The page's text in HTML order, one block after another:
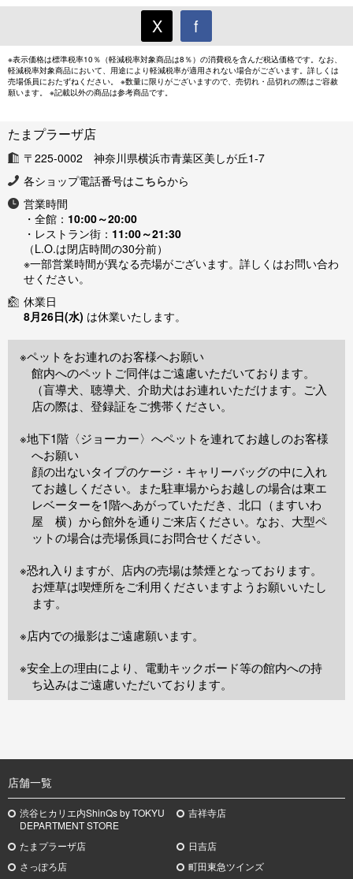
X f
※表示価格は標準税率10％（軽減税率対象商品は8％）の消費税を含んだ税込価格です。なお、
軽減税率対象商品において、用途により軽減税率が適用されない場合がございます。詳しくは
売場係員におたずねください。 ※数量に限りがございますので、売切れ・品切れの際はご容赦
願います。 ※記載以外の商品は参考商品です。
たまプラーザ店
〒225-0002 神奈川県横浜市青葉区美しが丘1-7
各ショップ電話番号はこちらから
営業時間
・全館： 10:00～20:00
・レストラン街： 11:00～21:30
（L.O.は閉店時間の30分前）
※一部営業時間が異なる売場がございます。詳しくはお問い合わ
せください。
休業日
8月26日(水) は休業いたします。
※ペットをお連れのお客様へお願い
館内へのペットご同伴はご遠慮いただいております。
（盲導犬、聴導犬、介助犬はお連れいただけます。ご入
店の際は、登録証をご携帯ください。
※地下1階〈ジョーカー〉へペットを連れてお越しのお客様
へお願い
顔の出ないタイプのケージ・キャリーバッグの中に入れ
てお越しください。また駐車場からお越しの場合は東エ
レベーターを1階へあがっていただき、北口（ますいわ
屋 横）から館外を通りご来店ください。なお、大型ペ
ットの場合は売場係員にお問合せください。
※恐れ入りますが、店内の売場は禁煙となっております。
お煙草は喫煙所をご利用くださいますようお願いいたし
ます。
※店内での撮影はご遠慮願います。
※安全上の理由により、電動キックボード等の館内への持
ち込みはご遠慮いただいております。
店舗一覧
渋谷ヒカリエ内ShinQs by TOKYU
DEPARTMENT STORE
吉祥寺店
たまプラーザ店
日吉店
さっぽろ店
町田東急ツインズ